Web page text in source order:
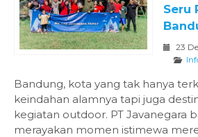
Seru
23
Bandung, kota yang tak hanya
keindahan alamnya tapi juga
kegiatan outdoor. PT Javanegara
merayakan momen istimewa